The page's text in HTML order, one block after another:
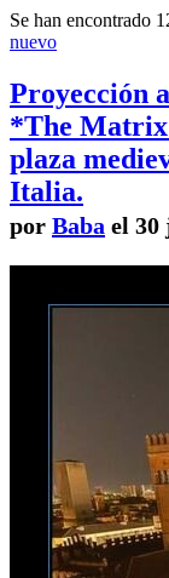
Se han encontrado
nuevo
Proyección
*The
plaza
Italia.
por Baba el 30